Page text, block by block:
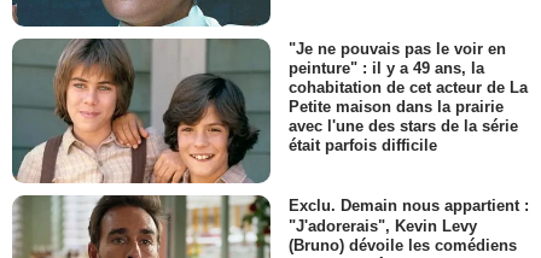
"Je ne pouvais pas le voir en
peinture" : il y a 49 ans, la
cohabitation de cet acteur de La
Petite maison dans la prairie
avec l'une des stars de la série
était parfois difficile
Exclu. Demain nous appartient :
"J'adorerais", Kevin Levy
(Bruno) dévoile les comédiens